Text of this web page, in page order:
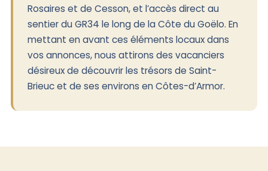
Rosaires et de Cesson, et l’accès direct au
sentier du GR34 le long de la Côte du Goëlo. En
mettant en avant ces éléments locaux dans
vos annonces, nous attirons des vacanciers
désireux de découvrir les trésors de Saint-
Brieuc et de ses environs en Côtes-d’Armor.